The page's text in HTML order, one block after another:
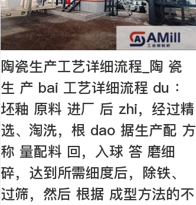
陶瓷生产工艺详细流程_陶 瓷
生 产 bai 工艺详细流程 du ：
坯釉 原料 进厂 后 zhi，经过精
选、淘洗，根 dao 据生产配 方
称 量配料 回，入球 答 磨细
碎，达到所需细度后，除铁、
过筛，然后 根据 成型方法的不